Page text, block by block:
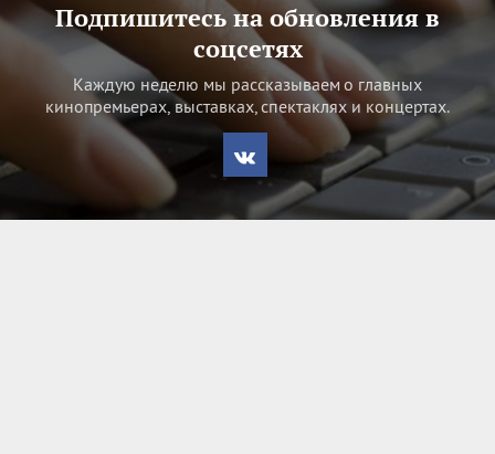
Подпишитесь на обновления в
соцсетях
Каждую неделю мы рассказываем о главных
кинопремьерах, выставках, спектаклях и концертах.